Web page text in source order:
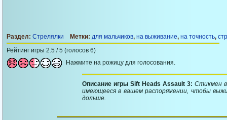
Раздел: Стрелялки Метки: для мальчиков, на выживание, на точность,
Рейтинг игры 2.5 / 5 (голосов 6)
Нажмите на рожицу для голосования.
Описание игры Sift Heads Assault 3: Стикмен
имеющееся в вашем распоряжении, чтобы
дольше.